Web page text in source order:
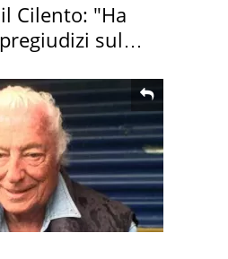
Cilento: "Ha
sul